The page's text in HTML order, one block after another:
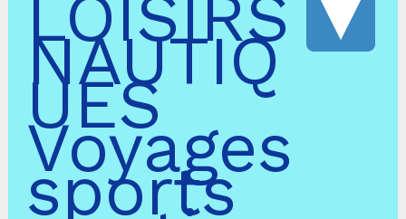
LOISIRS
NAUTIQ
UES
Voyages
sports